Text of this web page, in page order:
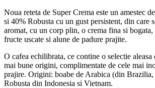
Noua reteta de Super Crema este un amestec
si 40% Robusta cu un gust persistent, din care
aromat, cu un corp plin, o crema fina si bogata,
fructe uscate si alune de padure prajite.
O cafea echilibrata, ce contine o selectie
mai bune origini, complimentate de cele mai
prajire. Origini: boabe de Arabica (din
Robusta din Indonesia si Vietnam.